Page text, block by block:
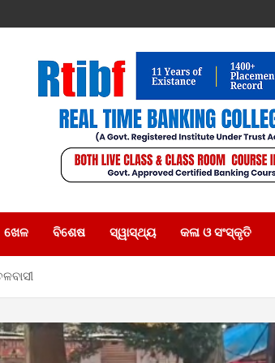
ଖେଳ ବିଶେଷ ସ୍ୱାସ୍ଥ୍ୟ କଳା ଓ ସଂସ୍କୃତି